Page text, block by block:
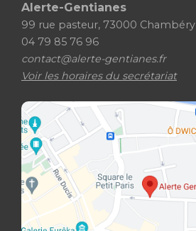
Alerte-Gentianes
99 rue pasteur, 73000 Chambéry
04 79 85 76 96
contact@alerte-gentianes.fr
Voir les horaires du secrétariat